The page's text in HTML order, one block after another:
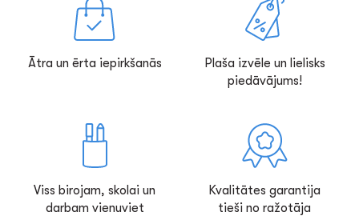
Ātra un ērta iepirkšanās
Plaša izvēle un lielisks
piedāvājums!
Viss birojam, skolai un
darbam vienuviet
Kvalitātes garantija
tieši no ražotāja